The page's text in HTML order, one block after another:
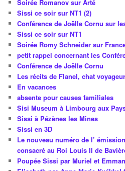
Soirée Romanov sur Arté
Sissi ce soir sur NT1 (2)
Conférence de Joëlle Cornu sur
Sissi ce soir sur NT1
Soirée Romy Schneider sur
petit rappel concernant les
Conférence de Joëlle Cornu
Les récits de Flanel, chat
En vacances
absente pour causes familiales
Sisi Museum à Limbourg aux
Sissi à Pézènes les Mines
Sissi en 3D
Le nouveau numéro de l’
consacré au Roi Louis II de
Poupée Sissi par Muriel et